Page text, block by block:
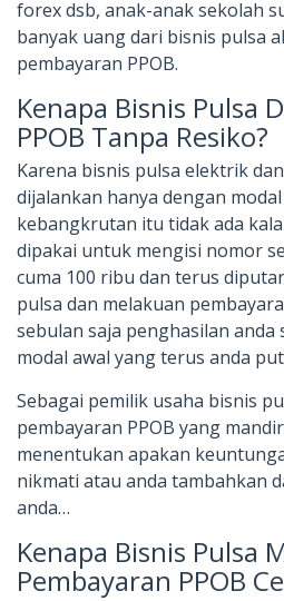
forex dsb, anak-anak sekolah
banyak uang dari bisnis pulsa
pembayaran PPOB.
Kenapa Bisnis Pulsa
PPOB Tanpa Resiko?
Karena bisnis pulsa elektrik
dijalankan hanya dengan
kebangkrutan itu tidak ada
dipakai untuk mengisi nomor
cuma 100 ribu dan terus
pulsa dan melakuan
sebulan saja penghasilan anda
modal awal yang terus anda
Sebagai pemilik usaha bisnis
pembayaran PPOB yang
menentukan apakan
nikmati atau anda tambahkan
anda…
Kenapa Bisnis Pulsa
Pembayaran PPOB